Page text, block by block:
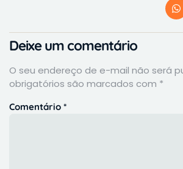
Deixe um comentário
O seu endereço de e-mail não será
obrigatórios são marcados com *
Comentário *